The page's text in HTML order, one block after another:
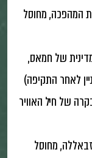
המהפכה, מחוסל
של חמאס,
לאחר התקיפה)
של חיל האוויר
מחוסל